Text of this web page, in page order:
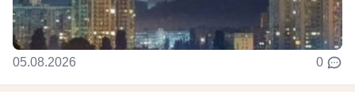
05.08.2026 0